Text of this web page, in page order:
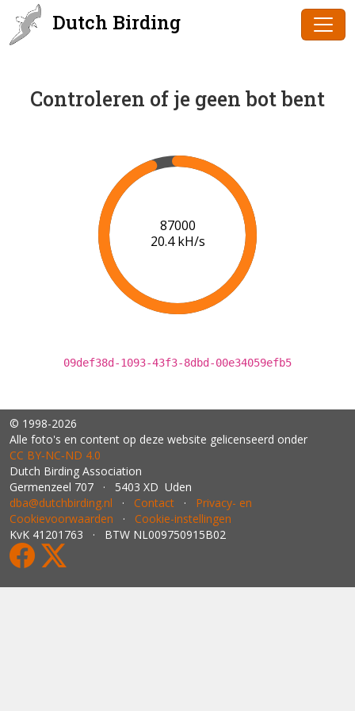
Dutch Birding
Controleren of je geen bot bent
89000
20.5 kH/s
09def38d-1093-43f3-8dbd-00e34059efb5
© 1998-2026
Alle foto's en content op deze website gelicenseerd onder
CC BY‑NC‑ND 4.0
Dutch Birding Association
Germenzeel 707 · 5403 XD Uden
dba@dutchbirding.nl · Contact · Privacy- en
Cookievoorwaarden · Cookie-instellingen
KvK 41201763 · BTW NL009750915B02